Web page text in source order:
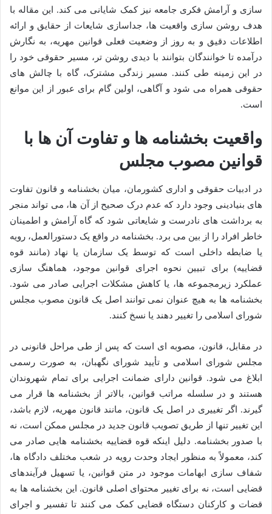
سازی و آرامش فکری جامعه نیز کمک شایانی می کند. این مقاله با
هدف روشن سازی واقعیت ها، جداسازی شایعات از حقایق و ارائه
اطلاعات دقیق و به روز از وضعیت فعلی قوانین مهریه، به نگارش
درآمده تا خوانندگان بتوانند با دیدی روشن تر، مسیر حقوقی خود را
در این زمینه طی کنند. مسیر زندگی مشترک، گاه با چالش های
حقوقی همراه می شود و آگاهی، اولین گام برای عبور از این موانع
است.
واقعیت بخشنامه ها و تفاوت آن ها با
قوانین مصوب مجلس
در ادبیات حقوقی و اداری کشورمان، میان بخشنامه و قانون تفاوت
های بنیادینی وجود دارد که عدم درک صحیح از آن ها، می تواند منجر
به برداشت های نادرست و شایعاتی شود که گاه آرامش و اطمینان
خاطر افراد را از بین می برد. بخشنامه در واقع یک دستورالعمل، رویه
یا ضابطه داخلی است که توسط یک سازمان یا نهاد (مانند قوه
قضاییه) برای تبیین نحوه اجرای قوانین موجود، هماهنگ سازی
عملکرد زیرمجموعه ها، یا کاهش مشکلات اجرایی صادر می شود.
بخشنامه ها به هیچ عنوان نمی توانند اصل یک قانون مصوب مجلس
شورای اسلامی را تغییر دهند یا نسخ کنند.
در مقابل، قانون، مصوبه ای است که پس از طی مراحل قانونی در
مجلس شورای اسلامی و تأیید شورای نگهبان، به صورت رسمی
ابلاغ می شود. قوانین دارای ضمانت اجرایی برای تمام شهروندان
هستند و در سلسله مراتب قوانین، بالاتر از بخشنامه ها قرار می
گیرند. اگر تغییری در اصل یک قانون، مانند قانون مهریه، لازم باشد،
این تغییر تنها از طریق تصویب قانون جدید در مجلس ممکن است، نه
با صدور بخشنامه. دلیل اینکه قوه قضاییه بخشنامه هایی صادر می
کند، معمولاً به منظور ایجاد وحدت رویه در شعب مختلف دادگاه ها،
شفاف سازی ابهامات موجود در متن قوانین، یا تسهیل فرآیندهای
قضایی است، نه برای تغییر محتوای اصلی قانون. این بخشنامه ها به
قضات و کارکنان دستگاه قضایی کمک می کنند تا تفسیر و اجرای